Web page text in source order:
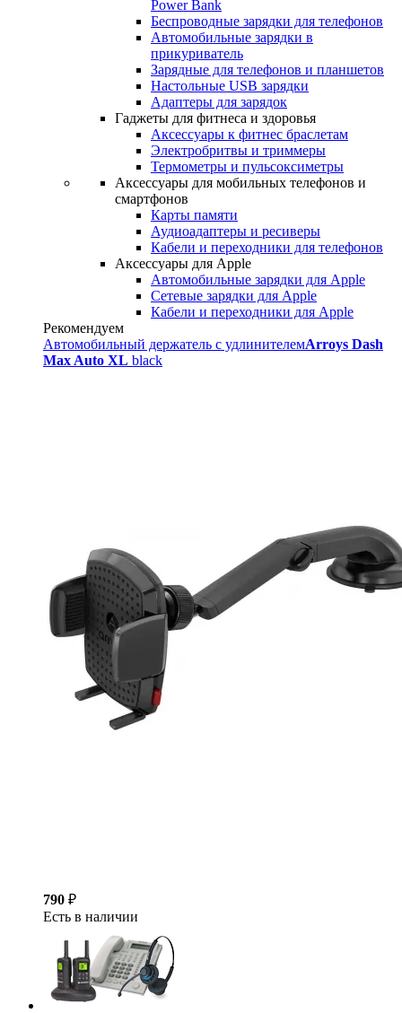
Power Bank
Беспроводные зарядки для телефонов
Автомобильные зарядки в
прикуриватель
Зарядные для телефонов и планшетов
Настольные USB зарядки
Адаптеры для зарядок
Гаджеты для фитнеса и здоровья
Аксессуары к фитнес браслетам
Электробритвы и триммеры
Термометры и пульсоксиметры
Аксессуары для мобильных телефонов и
смартфонов
Карты памяти
Аудиоадаптеры и ресиверы
Кабели и переходники для телефонов
Аксессуары для Apple
Автомобильные зарядки для Apple
Сетевые зарядки для Apple
Кабели и переходники для Apple
Рекомендуем
Автомобильный держатель с удлинителемArroys Dash
Max Auto XL black
790 ₽
Есть в наличии